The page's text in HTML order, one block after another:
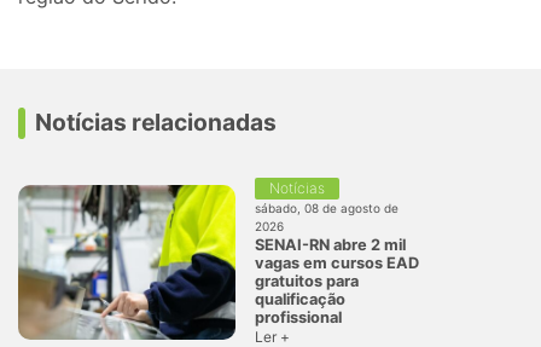
Notícias relacionadas
Notícias
sábado, 08 de agosto de
2026
SENAI-RN abre 2 mil
vagas em cursos EAD
gratuitos para
qualificação
profissional
Ler +